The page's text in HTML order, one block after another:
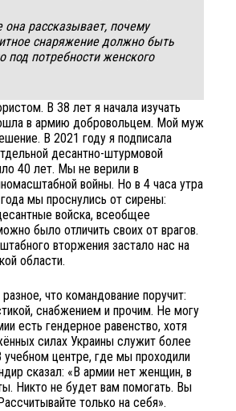
она рассказывает, почему
снаряжение должно быть
под потребности женского
В 38 лет я начала изучать
в армию добровольцем. Мой муж
В 2021 году я подписала
десантно-штурмовой
40 лет. Мы не верили в
войны. Но в 4 часа утра
мы проснулись от сирены:
войска, всеобщее
было отличить своих от врагов.
вторжения застало нас на
области.
что командование поручит:
снабжением и прочим. Не могу
есть гендерное равенство, хотя
силах Украины служит более
центре, где мы проходили
сказал: «В армии нет женщин, в
Никто не будет вам помогать. Вы
только на себя».